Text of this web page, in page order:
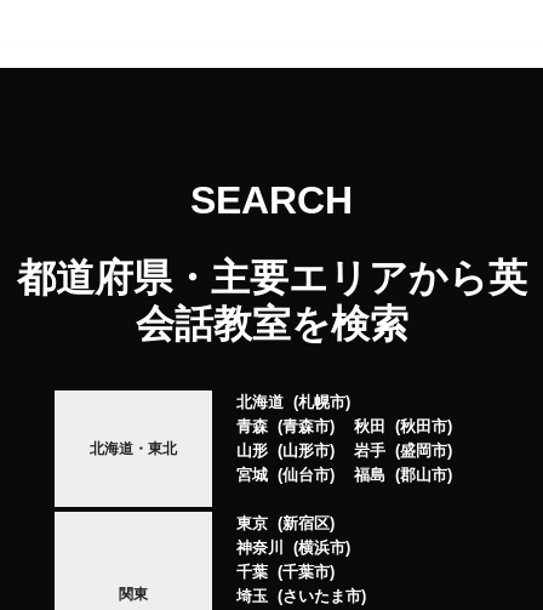
SEARCH
都道府県・主要エリアから英
会話教室を検索
北海道・東北
北海道
札幌市
青森
青森市 秋田
秋田市
山形
山形市 岩手
盛岡市
宮城
仙台市 福島 郡山市
関東
東京
新宿区
神奈川
横浜市
千葉
千葉市
埼玉
さいたま市